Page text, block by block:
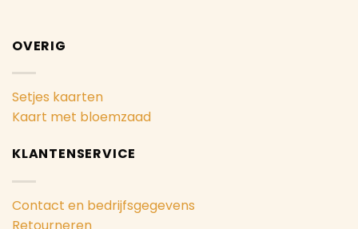
OVERIG
Setjes kaarten
Kaart met bloemzaad
KLANTENSERVICE
Contact en bedrijfsgegevens